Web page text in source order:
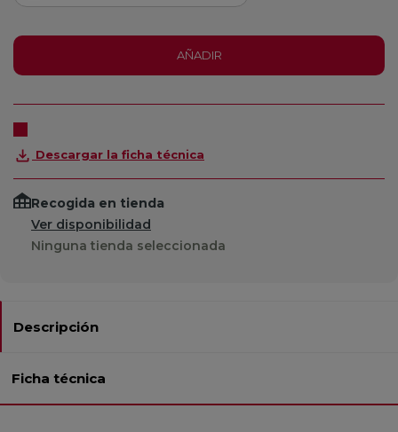
AÑADIR
Descargar la ficha técnica
Recogida en tienda
Ver disponibilidad
Ninguna tienda seleccionada
Descripción
Ficha técnica